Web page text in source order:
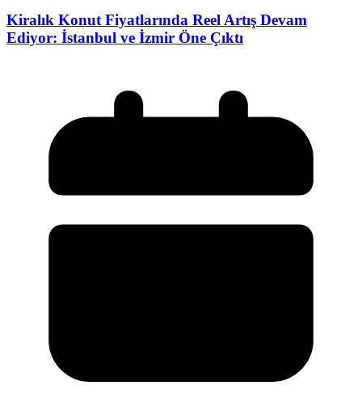
Kiralık Konut Fiyatlarında Reel Artış Devam
Ediyor: İstanbul ve İzmir Öne Çıktı